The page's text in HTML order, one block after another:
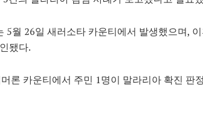
5월 26일 새러소타 카운티에서 발생했으며,
됐다.
론 카운티에서 주민 1명이 말라리아 확진 판